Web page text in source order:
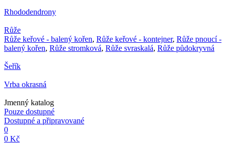
Rhododendrony
Růže
Růže keřové - balený kořen, Růže keřové - kontejner, Růže pnoucí -
balený kořen, Růže stromková, Růže svraskalá, Růže půdokryvná
Šeřík
Vrba okrasná
Jmenný katalog
Pouze dostupné
Dostupné a připravované
0
0 Kč